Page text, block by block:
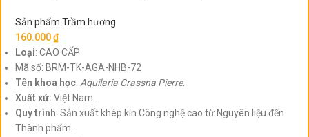
Sản phẩm Trầm hương
160.000₫
Loại: CAO CẤP
Mã số: BRM-TK-AGA-NHB-72
Tên khoa học: Aquilaria Crassna Pierre.
Xuất xứ: Việt Nam.
Quy trình: Sản xuất khép kín Công nghệ cao từ Nguyên liệu đến
Thành phẩm.